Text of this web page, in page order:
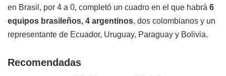
en Brasil, por 4 a 0, completó un cuadro en el que habrá 6
equipos brasileños, 4 argentinos, dos colombianos y un
representante de Ecuador, Uruguay, Paraguay y Bolivia.
Recomendadas